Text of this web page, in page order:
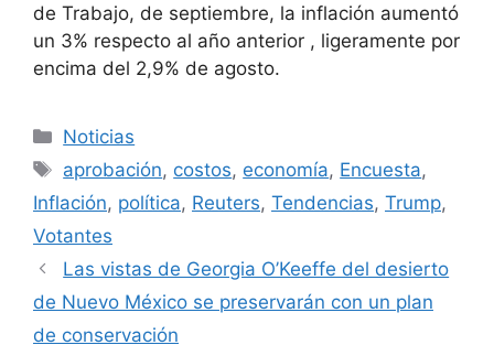
de Trabajo, de septiembre, la inflación aumentó
un 3% respecto al año anterior , ligeramente por
encima del 2,9% de agosto.
Categorías
Noticias
Etiquetas
aprobación, costos, economía, Encuesta,
Inflación, política, Reuters, Tendencias, Trump,
Votantes
Las vistas de Georgia O’Keeffe del desierto
de Nuevo México se preservarán con un plan
de conservación